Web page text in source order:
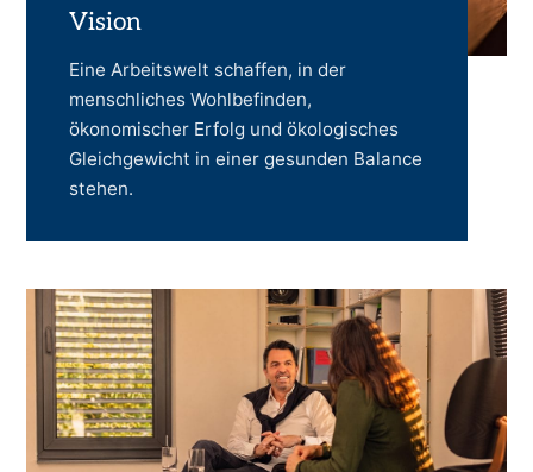
Vision
Eine Arbeitswelt schaffen, in der
menschliches Wohlbefinden,
ökonomischer Erfolg und ökologisches
Gleichgewicht in einer gesunden Balance
stehen.